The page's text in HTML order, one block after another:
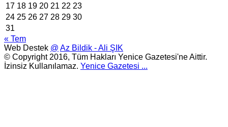
17 18 19 20 21 22 23
24 25 26 27 28 29 30
31
« Tem
Web Destek @ Az Bildik - Ali ŞIK
© Copyright 2016, Tüm Hakları Yenice Gazetesi'ne Aittir.
İzinsiz Kullanılamaz. Yenice Gazetesi ...